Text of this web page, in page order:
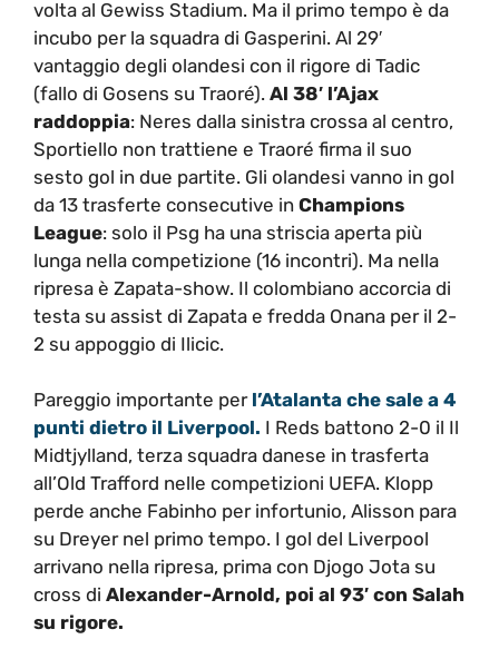
volta al Gewiss Stadium. Ma il primo tempo è da
incubo per la squadra di Gasperini. Al 29′
vantaggio degli olandesi con il rigore di Tadic
(fallo di Gosens su Traoré). Al 38′ l’Ajax
raddoppia: Neres dalla sinistra crossa al centro,
Sportiello non trattiene e Traoré firma il suo
sesto gol in due partite. Gli olandesi vanno in gol
da 13 trasferte consecutive in Champions
League: solo il Psg ha una striscia aperta più
lunga nella competizione (16 incontri). Ma nella
ripresa è Zapata-show. Il colombiano accorcia di
testa su assist di Zapata e fredda Onana per il 2-
2 su appoggio di Ilicic.
Pareggio importante per l’Atalanta che sale a 4
punti dietro il Liverpool. I Reds battono 2-0 il Il
Midtjylland, terza squadra danese in trasferta
all’Old Trafford nelle competizioni UEFA. Klopp
perde anche Fabinho per infortunio, Alisson para
su Dreyer nel primo tempo. I gol del Liverpool
arrivano nella ripresa, prima con Djogo Jota su
cross di Alexander-Arnold, poi al 93′ con Salah
su rigore.